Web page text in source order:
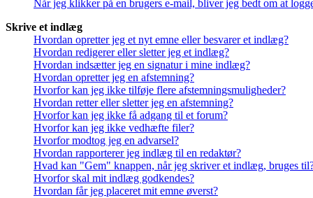
Når jeg klikker på en brugers e-mail, bliver jeg bedt om at
Skrive et indlæg
Hvordan opretter jeg et nyt emne eller besvarer et indlæg?
Hvordan redigerer eller sletter jeg et indlæg?
Hvordan indsætter jeg en signatur i mine indlæg?
Hvordan opretter jeg en afstemning?
Hvorfor kan jeg ikke tilføje flere afstemningsmuligheder?
Hvordan retter eller sletter jeg en afstemning?
Hvorfor kan jeg ikke få adgang til et forum?
Hvorfor kan jeg ikke vedhæfte filer?
Hvorfor modtog jeg en advarsel?
Hvordan rapporterer jeg indlæg til en redaktør?
Hvad kan "Gem" knappen, når jeg skriver et indlæg, bruges
Hvorfor skal mit indlæg godkendes?
Hvordan får jeg placeret mit emne øverst?